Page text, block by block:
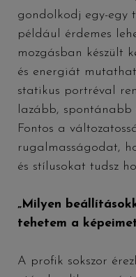
gondolkodj egy-egy
például érdemes
mozgásban készült
és energiát
statikus portréval
lazább, spontánabb
Fontos a
rugalmasságodat,
és stílusokat tudsz
„Milyen
tehetem a
A profik sokszor